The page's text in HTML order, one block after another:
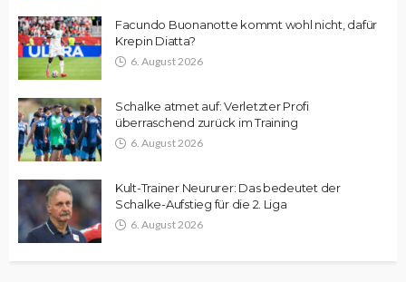
Facundo Buonanotte kommt wohl nicht, dafür
Krepin Diatta?
6. August 2026
Schalke atmet auf: Verletzter Profi
überraschend zurück im Training
6. August 2026
Kult-Trainer Neururer: Das bedeutet der
Schalke-Aufstieg für die 2. Liga
6. August 2026